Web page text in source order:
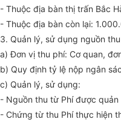
- Thuộc địa bàn thị trấn Bắc
- Thuộc địa bàn còn lại:
3. Quản lý, sử dụng nguồn
a) Đơn vị thu phí: Cơ quan,
b) Quy định tỷ lệ nộp ngân
c) Quản lý, sử dụng:
- Nguồn thu từ Phí được
- Chứng từ thu Phí thực hiện